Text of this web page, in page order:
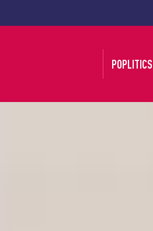
POPLITICS